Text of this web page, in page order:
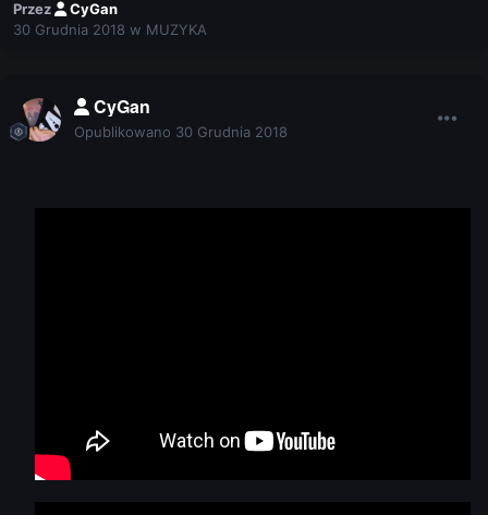
Przez
CyGan
30 Grudnia 2018 w MUZYKA
CyGan
Opublikowano 30 Grudnia 2018